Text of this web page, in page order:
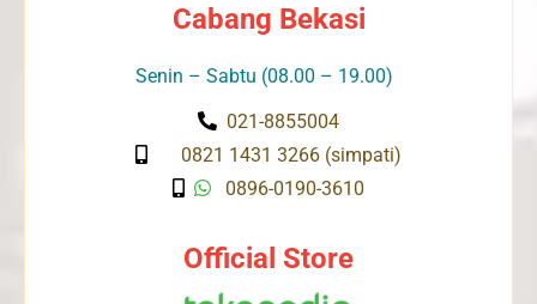
Cabang Bekasi
Senin – Sabtu (08.00 – 19.00)
021-8855004
0821 1431 3266 (simpati)
0896-0190-3610
Official Store